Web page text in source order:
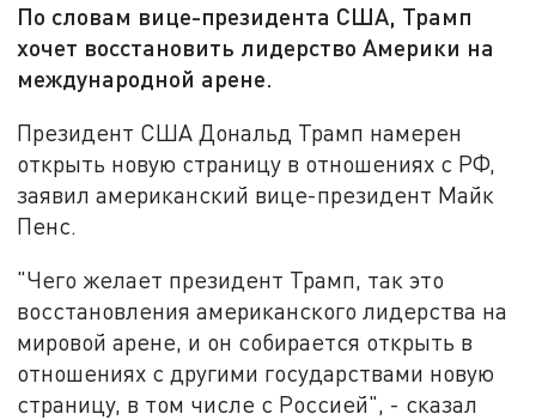
По словам вице-президента США, Трамп
хочет восстановить лидерство Америки на
международной арене.
Президент США Дональд Трамп намерен
открыть новую страницу в отношениях с РФ,
заявил американский вице-президент Майк
Пенс.
"Чего желает президент Трамп, так это
восстановления американского лидерства на
мировой арене, и он собирается открыть в
отношениях с другими государствами новую
страницу, в том числе с Россией", - сказал